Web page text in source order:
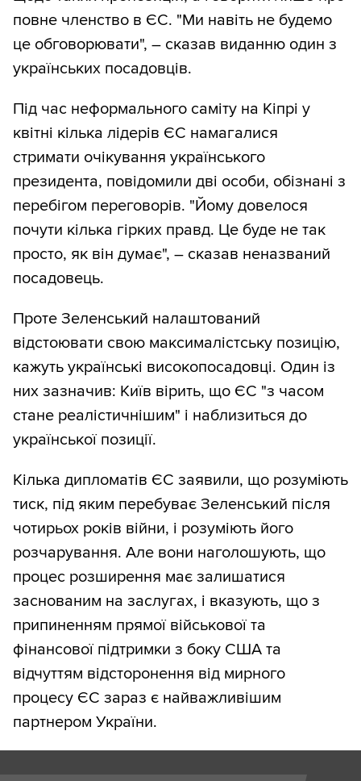
повне членство в ЄС. "Ми навіть не будемо
це обговорювати", – сказав виданню один з
українських посадовців.
Під час неформального саміту на Кіпрі у
квітні кілька лідерів ЄС намагалися
стримати очікування українського
президента, повідомили дві особи, обізнані з
перебігом переговорів. "Йому довелося
почути кілька гірких правд. Це буде не так
просто, як він думає", – сказав неназваний
посадовець.
Проте Зеленський налаштований
відстоювати свою максималістську позицію,
кажуть українські високопосадовці. Один із
них зазначив: Київ вірить, що ЄС "з часом
стане реалістичнішим" і наблизиться до
української позиції.
Кілька дипломатів ЄС заявили, що розуміють
тиск, під яким перебуває Зеленський після
чотирьох років війни, і розуміють його
розчарування. Але вони наголошують, що
процес розширення має залишатися
заснованим на заслугах, і вказують, що з
припиненням прямої військової та
фінансової підтримки з боку США та
відчуттям відсторонення від мирного
процесу ЄС зараз є найважливішим
партнером України.